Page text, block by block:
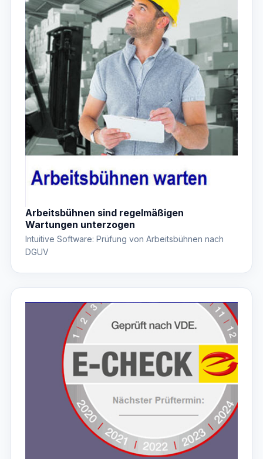
Arbeitsbühnen sind regelmäßigen
Wartungen unterzogen
Intuitive Software: Prüfung von Arbeitsbühnen nach
DGUV